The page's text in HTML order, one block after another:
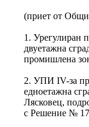
(приет от
1. Урегулиран
двуетажна
промишлена
2. УПИ ІV-за
едноетажна
Лясковец,
с Решение №